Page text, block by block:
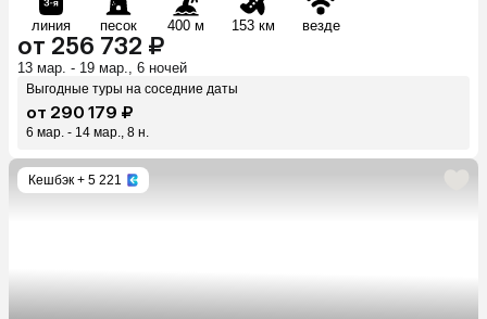
линия песок 400 м 153 км везде
от 256 732 ₽
13 мар. - 19 мар., 6 ночей
Выгодные туры на соседние даты
от 290 179 ₽
6 мар. - 14 мар., 8 н.
Кешбэк + 5 221